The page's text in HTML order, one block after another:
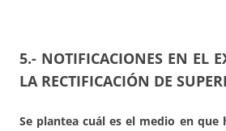
5.- NOTIFICACIONES EN EL
LA RECTIFICACIÓN DE
Se plantea cuál es el medio en que